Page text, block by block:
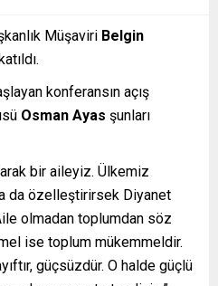
Müşaviri Belgin
konferansın açış
Osman Ayas şunları
bir aileyiz. Ülkemiz
da özelleştirirsek Diyanet
olmadan toplumdan söz
ise toplum mükemmeldir.
güçsüzdür. O halde güçlü